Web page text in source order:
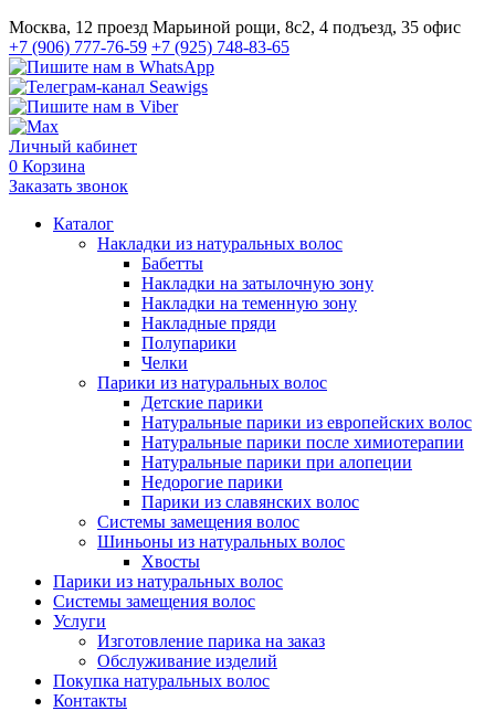
Москва, 12 проезд Марьиной рощи, 8с2, 4 подъезд, 35 офис
+7 (906) 777-76-59 +7 (925) 748-83-65
Личный кабинет
0 Корзина
Заказать звонок
Каталог
Накладки из натуральных волос
Бабетты
Накладки на затылочную зону
Накладки на теменную зону
Накладные пряди
Полупарики
Челки
Парики из натуральных волос
Детские парики
Натуральные парики из европейских волос
Натуральные парики после химиотерапии
Натуральные парики при алопеции
Недорогие парики
Парики из славянских волос
Системы замещения волос
Шиньоны из натуральных волос
Хвосты
Парики из натуральных волос
Системы замещения волос
Услуги
Изготовление парика на заказ
Обслуживание изделий
Покупка натуральных волос
Контакты